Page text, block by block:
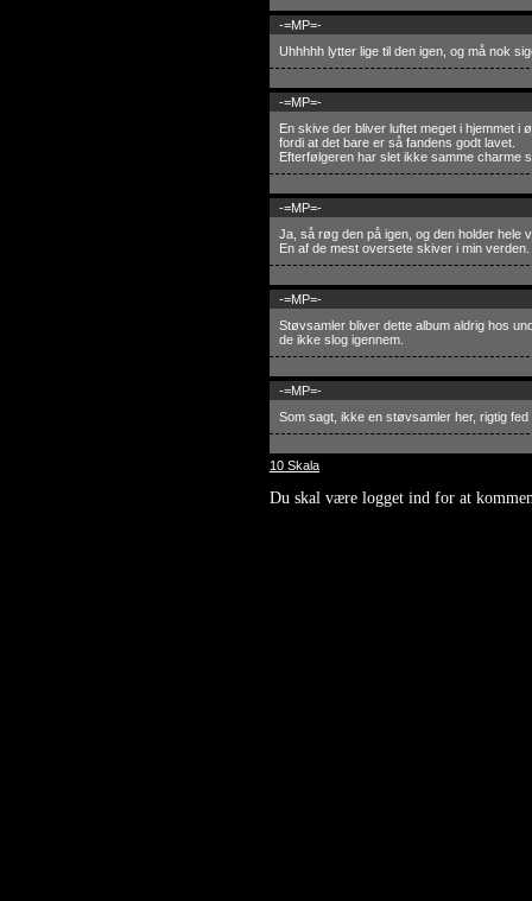
-=MP=-
Uhhhhh lytter lige til den igen, og må nok
-=MP=-
En skive der bliver luftet meget i hjemmet i
fordi at det bare er så fandens godt lavet.
Efterfølgeren har slet ikke samme charme
-=MP=-
Ja, så røg den på igen, og den holder hele
En af de mest oversete skiver i min verden.
-=MP=-
Støvsamler bliver dette album aldrig hos
de ikke slog igennem.
-=MP=-
Som sagt, ikke en støvsamler her, rigtig
10 Skala
Du skal være logget ind for at